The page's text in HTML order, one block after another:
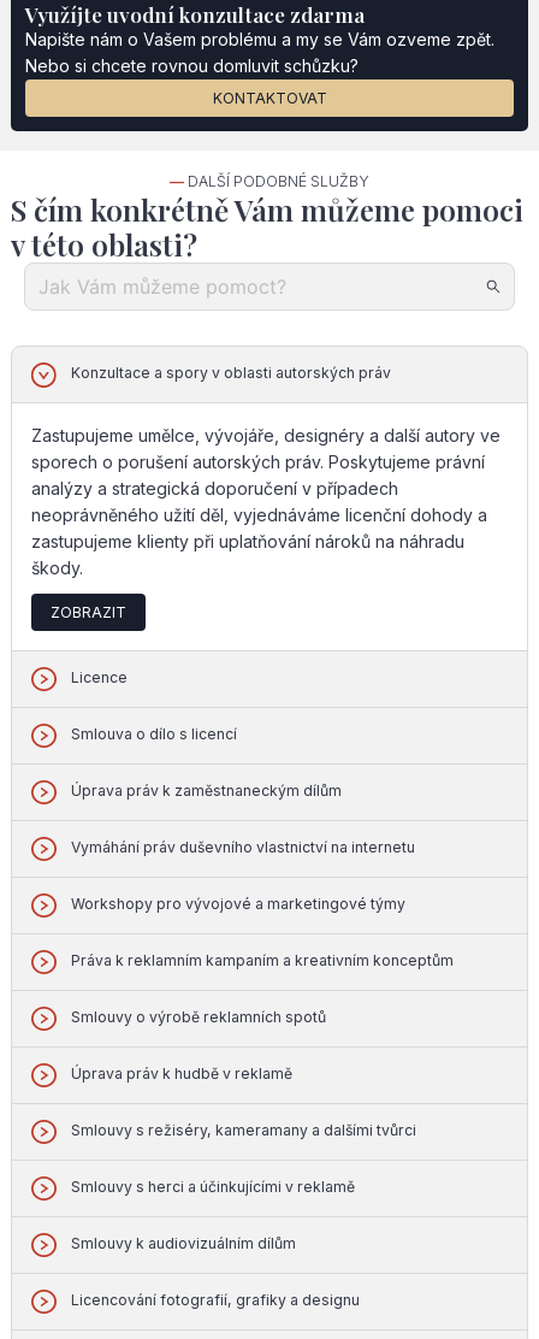
Využíjte uvodní konzultace zdarma
Napište nám o Vašem problému a my se Vám ozveme zpět.
Nebo si chcete rovnou domluvit schůzku?
KONTAKTOVAT
— DALŠÍ PODOBNÉ SLUŽBY
S čím konkrétně Vám můžeme pomoci
v této oblasti?
Konzultace a spory v oblasti autorských práv
Zastupujeme umělce, vývojáře, designéry a další autory ve
sporech o porušení autorských práv. Poskytujeme právní
analýzy a strategická doporučení v případech
neoprávněného užití děl, vyjednáváme licenční dohody a
zastupujeme klienty při uplatňování nároků na náhradu
škody.
ZOBRAZIT
Licence
Smlouva o dílo s licencí
Úprava práv k zaměstnaneckým dílům
Vymáhání práv duševního vlastnictví na internetu
Workshopy pro vývojové a marketingové týmy
Práva k reklamním kampaním a kreativním konceptům
Smlouvy o výrobě reklamních spotů
Úprava práv k hudbě v reklamě
Smlouvy s režiséry, kameramany a dalšími tvůrci
Smlouvy s herci a účinkujícími v reklamě
Smlouvy k audiovizuálním dílům
Licencování fotografií, grafiky a designu